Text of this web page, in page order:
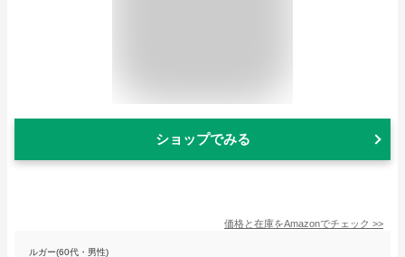
ショップでみる
価格と在庫をAmazonでチェック >>
ルガー(60代・男性)